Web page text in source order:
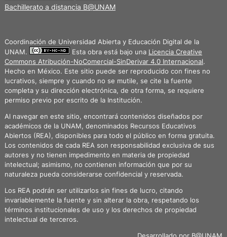
Bachillerato a distancia B@UNAM
Coordinación de Universidad Abierta y Educación Digital de la
UNAM.
Esta obra está bajo una Licencia Creative
Commons Atribución-NoComercial-SinDerivar 4.0 Internacional.
Hecho en México. Este sitio puede ser reproducido con fines no
lucrativos, siempre y cuando no se mutile, se cite la fuente
completa y su dirección electrónica, de otra forma, se requiere
permiso previo por escrito de la Institución.
Al navegar en este sitio, encontrará contenidos diseñados por
académicos de la UNAM, denominados Recursos Educativos
Abiertos (REA), disponibles para todo el público en forma gratuita.
Los contenidos de cada REA son responsabilidad exclusiva de sus
autores y no tienen impedimento en materia de propiedad
intelectual; asimismo, no contienen información que por su
naturaleza pueda considerarse confidencial y reservada.
Los REA podrán ser utilizarlos sin fines de lucro, citando
invariablemente la fuente y sin alterar la obra, respetando los
términos institucionales de uso y los derechos de propiedad
intelectual de terceros.